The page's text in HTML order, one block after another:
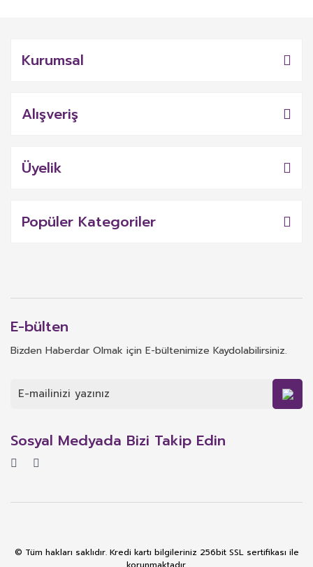
Kurumsal
Alışveriş
Üyelik
Popüler Kategoriler
E-bülten
Bizden Haberdar Olmak için E-bültenimize Kaydolabilirsiniz.
Sosyal Medyada Bizi Takip Edin
© Tüm hakları saklıdır. Kredi kartı bilgileriniz 256bit SSL sertifikası ile